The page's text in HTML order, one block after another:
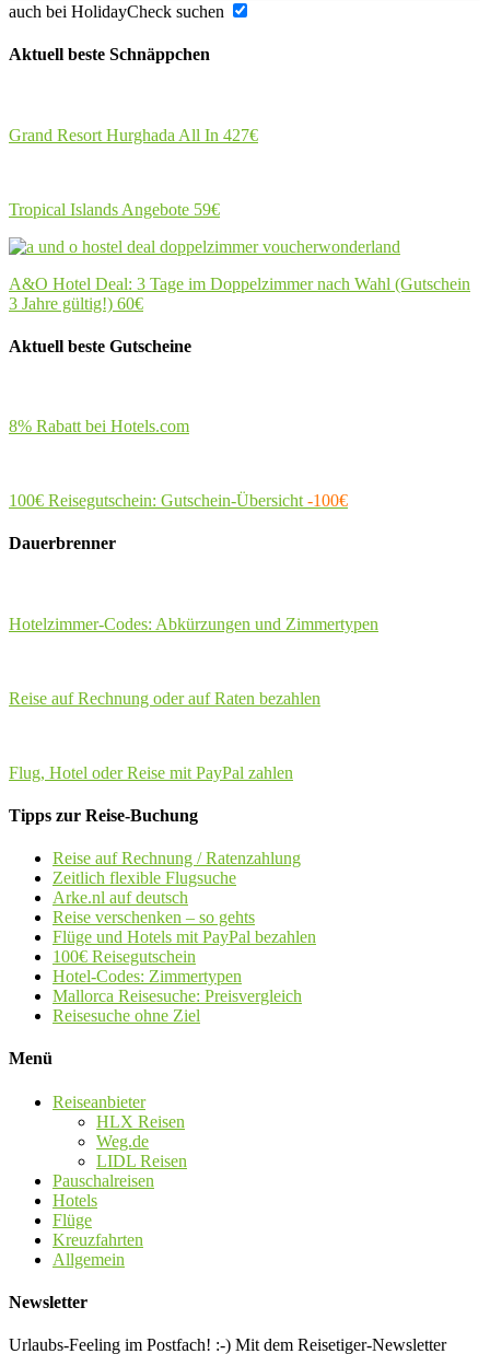
auch bei HolidayCheck suchen
Aktuell beste Schnäppchen
Grand Resort Hurghada All In 427€
Tropical Islands Angebote 59€
A&O Hotel Deal: 3 Tage im Doppelzimmer nach Wahl (Gutschein
3 Jahre gültig!) 60€
Aktuell beste Gutscheine
8% Rabatt bei Hotels.com
100€ Reisegutschein: Gutschein-Übersicht -100€
Dauerbrenner
Hotelzimmer-Codes: Abkürzungen und Zimmertypen
Reise auf Rechnung oder auf Raten bezahlen
Flug, Hotel oder Reise mit PayPal zahlen
Tipps zur Reise-Buchung
Reise auf Rechnung / Ratenzahlung
Zeitlich flexible Flugsuche
Arke.nl auf deutsch
Reise verschenken – so gehts
Flüge und Hotels mit PayPal bezahlen
100€ Reisegutschein
Hotel-Codes: Zimmertypen
Mallorca Reisesuche: Preisvergleich
Reisesuche ohne Ziel
Menü
Reiseanbieter
HLX Reisen
Weg.de
LIDL Reisen
Pauschalreisen
Hotels
Flüge
Kreuzfahrten
Allgemein
Newsletter
Urlaubs-Feeling im Postfach! :-) Mit dem Reisetiger-Newsletter